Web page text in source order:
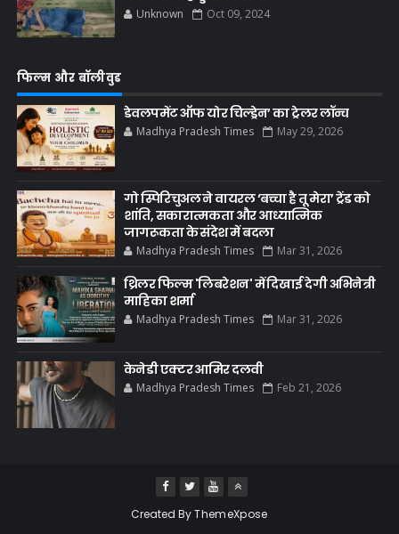
Unknown Oct 09, 2024
फिल्म और बॉलीवुड
डेवलपमेंट ऑफ योर चिल्ड्रेन’ का ट्रेलर लॉन्च
Madhya Pradesh Times May 29, 2026
गो स्पिरिचुअल ने वायरल ‘बच्चा है तू मेरा’ ट्रेंड को
शांति, सकारात्मकता और आध्यात्मिक
जागरूकता के संदेश में बदला
Madhya Pradesh Times Mar 31, 2026
थ्रिलर फिल्म 'लिबरेशन' में दिखाई देगी अभिनेत्री
माहिका शर्मा
Madhya Pradesh Times Mar 31, 2026
केनेडी एक्टर आमिर दलवी
Madhya Pradesh Times Feb 21, 2026
Created ByThemeXpose